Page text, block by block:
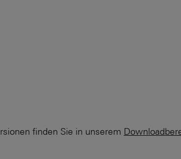
finden Sie in unserem